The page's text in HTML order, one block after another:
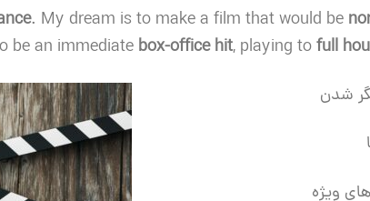
. My dream is to make a film that would be
be an immediate box-office hit, playing tofull
شدن
ویژه